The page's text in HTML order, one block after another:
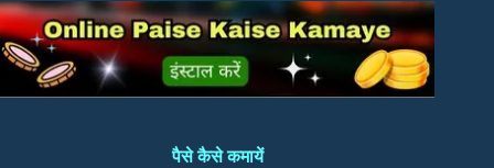
and sunglasses, is
running intensely.
The lighting should be bright
पैसे कैसे कमायें